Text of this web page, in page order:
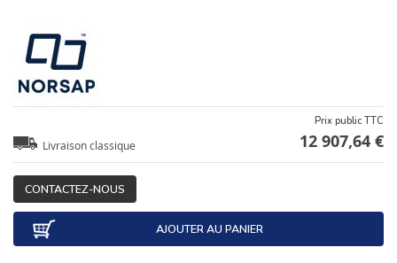
Livraison classique
Prix public TTC
12 907,64 €
CONTACTEZ-NOUS
AJOUTER AU PANIER